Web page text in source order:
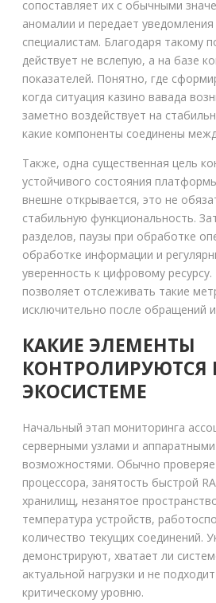
сопоставляет их с обычными
аномалии и передает
специалистам. Благодаря такому
действует не вслепую, а на базе
показателей. Понятно, где
когда ситуация казино вавада
заметно воздействует на
какие компоненты соединены
Также, одна существенная цель
устойчивого состояния
внешне открывается, это не
стабильную функциональность.
разделов, паузы при обработке
обработке информации и
уверенность к цифровому
позволяет отслеживать такие
исключительно после обращений
КАКИЕ ЭЛЕМЕНТЫ
КОНТРОЛИРУЮТСЯ
ЭКОСИСТЕМЕ
Начальный этап мониторинга
серверными узлами и
возможностями. Обычно
процессора, занятость быстрой
хранилищ, незанятое
температура устройств,
количество текущих соединений.
демонстрируют, хватает ли
актуальной нагрузки и не
критическому уровню.